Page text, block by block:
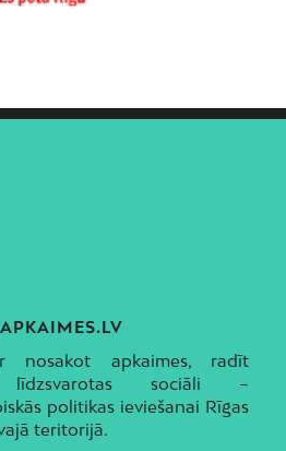
nosakot apkaimes, radīt
līdzsvarotas sociāli –
politikas ieviešanai Rīgas
teritorijā.